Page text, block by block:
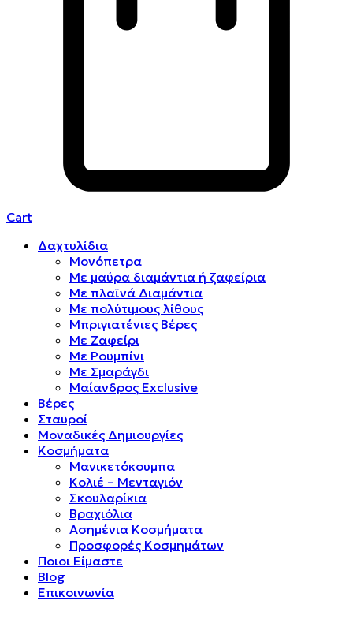
Cart
Δαχτυλίδια
Μονόπετρα
Mε μαύρα διαμάντια ή ζαφείρια
Mε πλαϊνά Διαμάντια
Mε πολύτιμους λίθους
Μπριγιατένιες Βέρες
Με Ζαφείρι
Με Ρουμπίνι
Με Σμαράγδι
Μαίανδρος Exclusive
Βέρες
Σταυροί
Μοναδικές Δημιουργίες
Κοσμήματα
Μανικετόκουμπα
Κολιέ – Μενταγιόν
Σκουλαρίκια
Βραχιόλια
Ασημένια Κοσμήματα
Προσφορές Κοσμημάτων
Ποιοι Είμαστε
Blog
Επικοινωνία